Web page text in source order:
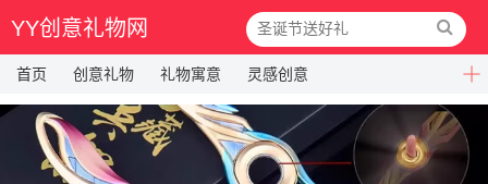
YY创意礼物网
首页 创意礼物 礼物寓意 灵感创意